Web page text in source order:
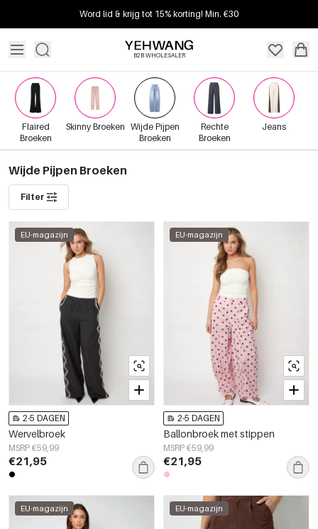
Word lid & krijg tot 15% korting! Min. €30
B2B WHOLESALER
Flaired
Broeken
Skinny Broeken Wijde Pijpen
Broeken
Rechte
Broeken
Jeans
Wijde Pijpen Broeken
Filter
EU-magazijn
2-5 DAGEN
Wervelbroek
MSRP €59,99
€21,95
EU-magazijn
2-5 DAGEN
Ballonbroek met stippen
MSRP €59,99
€21,95
EU-magazijn EU-magazijn